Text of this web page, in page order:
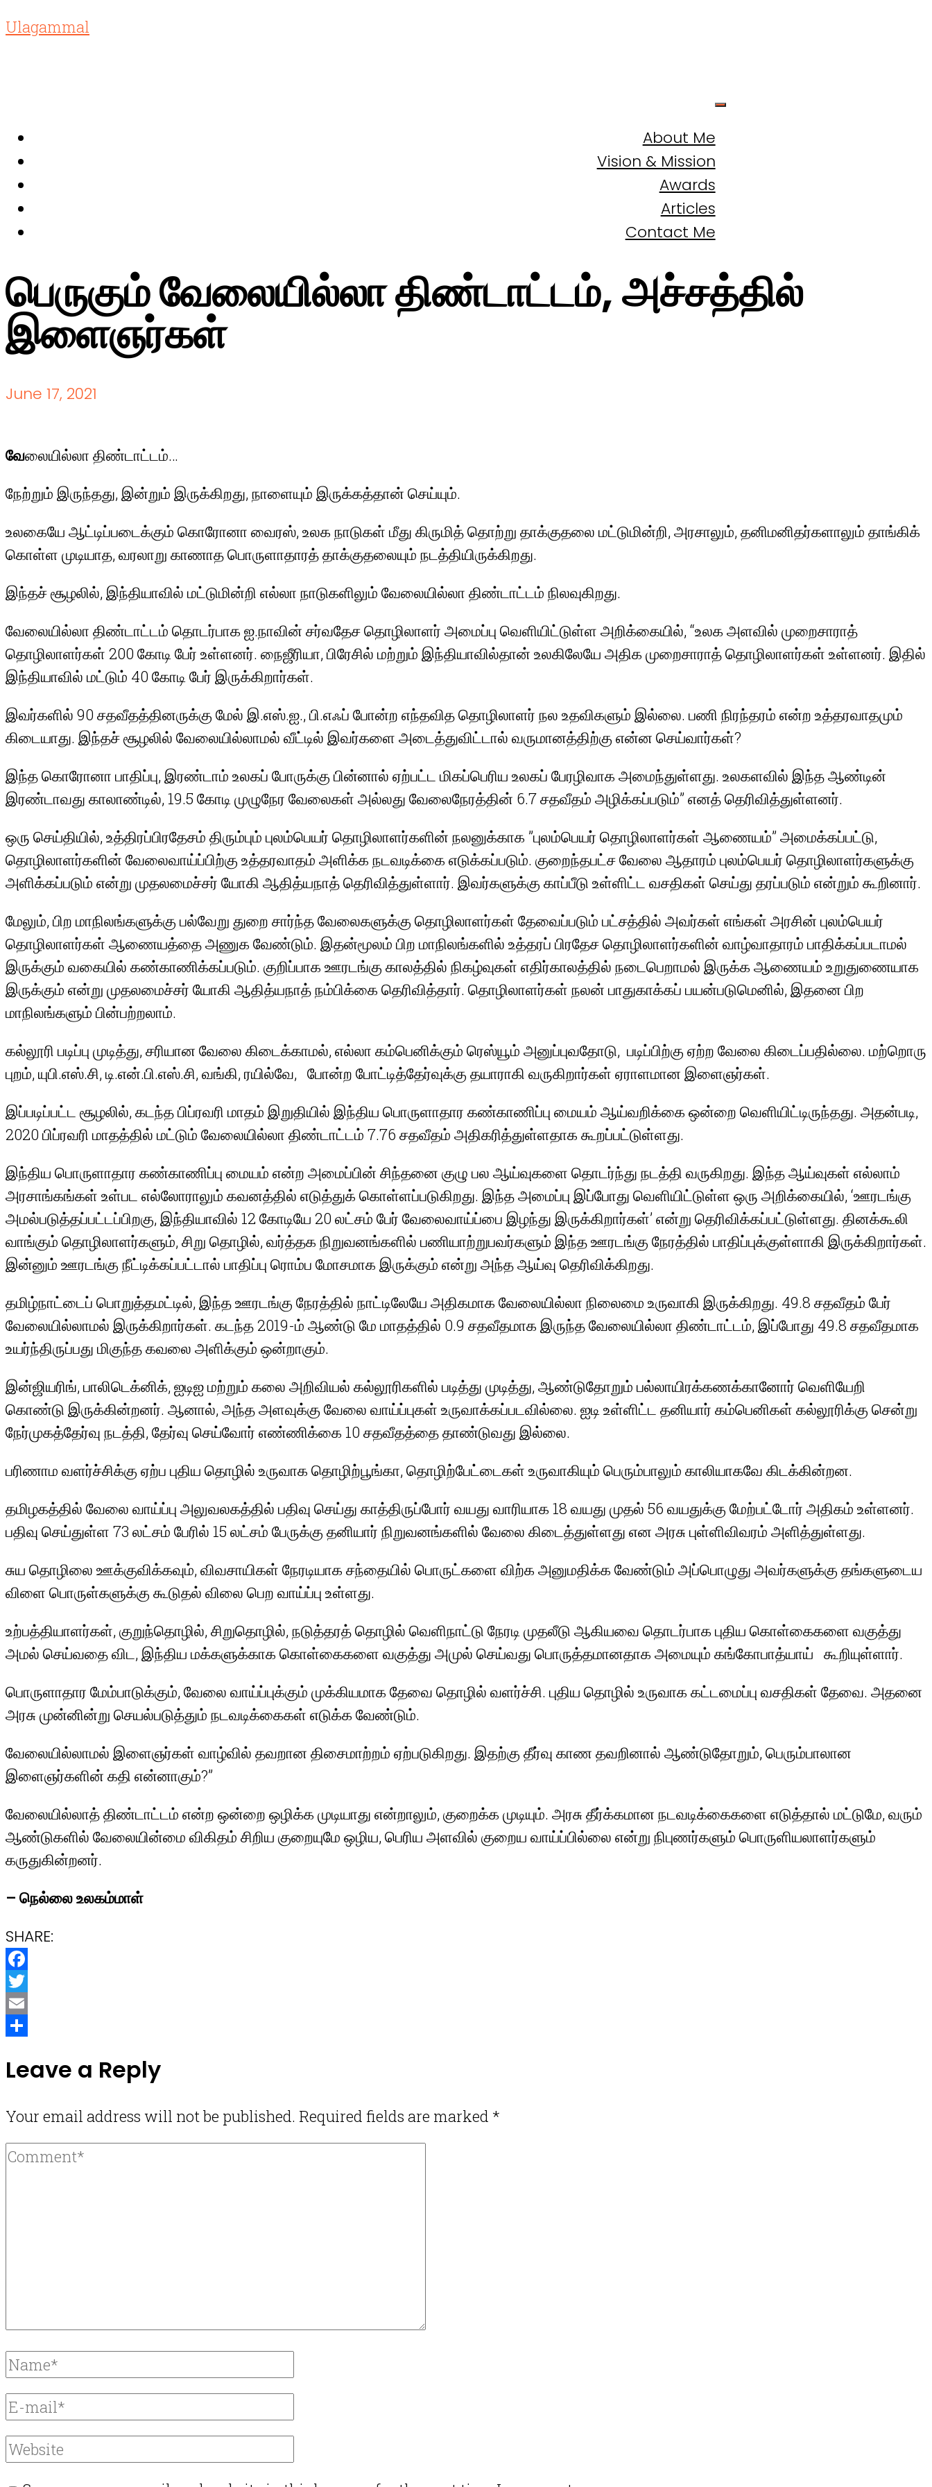
Ulagammal
About Me
Vision & Mission
Awards
Articles
Contact Me
பெருகும் வேலையில்லா திண்டாட்டம், அச்சத்தில்
இளைஞர்கள்
June 17, 2021
வேலையில்லா திண்டாட்டம்…
நேற்றும் இருந்தது, இன்றும் இருக்கிறது, நாளையும் இருக்கத்தான் செய்யும்.
உலகையே ஆட்டிப்படைக்கும் கொரோனா வைரஸ், உலக நாடுகள் மீது கிருமித் தொற்று தாக்குதலை மட்டுமின்றி, அரசாலும், தனிமனிதர்களாலும் தாங்கிக்
கொள்ள முடியாத, வரலாறு காணாத பொருளாதாரத் தாக்குதலையும் நடத்தியிருக்கிறது.
இந்தச் சூழலில், இந்தியாவில் மட்டுமின்றி எல்லா நாடுகளிலும் வேலையில்லா திண்டாட்டம் நிலவுகிறது.
வேலையில்லா திண்டாட்டம் தொடர்பாக ஐ.நாவின் சர்வதேச தொழிலாளர் அமைப்பு வெளியிட்டுள்ள அறிக்கையில், “உலக அளவில் முறைசாராத்
தொழிலாளர்கள் 200 கோடி பேர் உள்ளனர். நைஜீரியா, பிரேசில் மற்றும் இந்தியாவில்தான் உலகிலேயே அதிக முறைசாராத் தொழிலாளர்கள் உள்ளனர். இதில்
இந்தியாவில் மட்டும் 40 கோடி பேர் இருக்கிறார்கள்.
இவர்களில் 90 சதவீதத்தினருக்கு மேல் இ.எஸ்.ஐ., பி.எஃப் போன்ற எந்தவித தொழிலாளர் நல உதவிகளும் இல்லை. பணி நிரந்தரம் என்ற உத்தரவாதமும்
கிடையாது. இந்தச் சூழலில் வேலையில்லாமல் வீட்டில் இவர்களை அடைத்துவிட்டால் வருமானத்திற்கு என்ன செய்வார்கள்?
இந்த கொரோனா பாதிப்பு, இரண்டாம் உலகப் போருக்கு பின்னால் ஏற்பட்ட மிகப்பெரிய உலகப் பேரழிவாக அமைந்துள்ளது. உலகளவில் இந்த ஆண்டின்
இரண்டாவது காலாண்டில், 19.5 கோடி முழுநேர வேலைகள் அல்லது வேலைநேரத்தின் 6.7 சதவீதம் அழிக்கப்படும்” எனத் தெரிவித்துள்ளனர்.
ஒரு செய்தியில், உத்திரப்பிரதேசம் திரும்பும் புலம்பெயர் தொழிலாளர்களின் நலனுக்காக ”புலம்பெயர் தொழிலாளர்கள் ஆணையம்” அமைக்கப்பட்டு,
தொழிலாளர்களின் வேலைவாய்ப்பிற்கு உத்தரவாதம் அளிக்க நடவடிக்கை எடுக்கப்படும். குறைந்தபட்ச வேலை ஆதாரம் புலம்பெயர் தொழிலாளர்களுக்கு
அளிக்கப்படும் என்று முதலமைச்சர் யோகி ஆதித்யநாத் தெரிவித்துள்ளார். இவர்களுக்கு காப்பீடு உள்ளிட்ட வசதிகள் செய்து தரப்படும் என்றும் கூறினார்.
மேலும், பிற மாநிலங்களுக்கு பல்வேறு துறை சார்ந்த வேலைகளுக்கு தொழிலாளர்கள் தேவைப்படும் பட்சத்தில் அவர்கள் எங்கள் அரசின் புலம்பெயர்
தொழிலாளர்கள் ஆணையத்தை அணுக வேண்டும். இதன்மூலம் பிற மாநிலங்களில் உத்தரப் பிரதேச தொழிலாளர்களின் வாழ்வாதாரம் பாதிக்கப்படாமல்
இருக்கும் வகையில் கண்காணிக்கப்படும். குறிப்பாக ஊரடங்கு காலத்தில் நிகழ்வுகள் எதிர்காலத்தில் நடைபெறாமல் இருக்க ஆணையம் உறுதுணையாக
இருக்கும் என்று முதலமைச்சர் யோகி ஆதித்யநாத் நம்பிக்கை தெரிவித்தார். தொழிலாளர்கள் நலன் பாதுகாக்கப் பயன்படுமெனில், இதனை பிற
மாநிலங்களும் பின்பற்றலாம்.
கல்லூரி படிப்பு முடித்து, சரியான வேலை கிடைக்காமல், எல்லா கம்பெனிக்கும் ரெஸ்யூம் அனுப்புவதோடு, படிப்பிற்கு ஏற்ற வேலை கிடைப்பதில்லை. மற்றொரு
புறம், யுபி.எஸ்.சி, டி.என்.பி.எஸ்.சி, வங்கி, ரயில்வே, போன்ற போட்டித்தேர்வுக்கு தயாராகி வருகிறார்கள் ஏராளமான இளைஞர்கள்.
இப்படிப்பட்ட சூழலில், கடந்த பிப்ரவரி மாதம் இறுதியில் இந்திய பொருளாதார கண்காணிப்பு மையம் ஆய்வறிக்கை ஒன்றை வெளியிட்டிருந்தது. அதன்படி,
2020 பிப்ரவரி மாதத்தில் மட்டும் வேலையில்லா திண்டாட்டம் 7.76 சதவீதம் அதிகரித்துள்ளதாக கூறப்பட்டுள்ளது.
இந்திய பொருளாதார கண்காணிப்பு மையம் என்ற அமைப்பின் சிந்தனை குழு பல ஆய்வுகளை தொடர்ந்து நடத்தி வருகிறது. இந்த ஆய்வுகள் எல்லாம்
அரசாங்கங்கள் உள்பட எல்லோராலும் கவனத்தில் எடுத்துக் கொள்ளப்படுகிறது. இந்த அமைப்பு இப்போது வெளியிட்டுள்ள ஒரு அறிக்கையில், ‘ஊரடங்கு
அமல்படுத்தப்பட்டப்பிறகு, இந்தியாவில் 12 கோடியே 20 லட்சம் பேர் வேலைவாய்ப்பை இழந்து இருக்கிறார்கள்’ என்று தெரிவிக்கப்பட்டுள்ளது. தினக்கூலி
வாங்கும் தொழிலாளர்களும், சிறு தொழில், வர்த்தக நிறுவனங்களில் பணியாற்றுபவர்களும் இந்த ஊரடங்கு நேரத்தில் பாதிப்புக்குள்ளாகி இருக்கிறார்கள்.
இன்னும் ஊரடங்கு நீட்டிக்கப்பட்டால் பாதிப்பு ரொம்ப மோசமாக இருக்கும் என்று அந்த ஆய்வு தெரிவிக்கிறது.
தமிழ்நாட்டைப் பொறுத்தமட்டில், இந்த ஊரடங்கு நேரத்தில் நாட்டிலேயே அதிகமாக வேலையில்லா நிலைமை உருவாகி இருக்கிறது. 49.8 சதவீதம் பேர்
வேலையில்லாமல் இருக்கிறார்கள். கடந்த 2019-ம் ஆண்டு மே மாதத்தில் 0.9 சதவீதமாக இருந்த வேலையில்லா திண்டாட்டம், இப்போது 49.8 சதவீதமாக
உயர்ந்திருப்பது மிகுந்த கவலை அளிக்கும் ஒன்றாகும்.
இன்ஜியரிங், பாலிடெக்னிக், ஐடிஐ மற்றும் கலை அறிவியல் கல்லூரிகளில் படித்து முடித்து, ஆண்டுதோறும் பல்லாயிரக்கணக்கானோர் வெளியேறி
கொண்டு இருக்கின்றனர். ஆனால், அந்த அளவுக்கு வேலை வாய்ப்புகள் உருவாக்கப்படவில்லை. ஐடி உள்ளிட்ட தனியார் கம்பெனிகள் கல்லூரிக்கு சென்று
நேர்முகத்தேர்வு நடத்தி, தேர்வு செய்வோர் எண்ணிக்கை 10 சதவீதத்தை தாண்டுவது இல்லை.
பரிணாம வளர்ச்சிக்கு ஏற்ப புதிய தொழில் உருவாக தொழிற்பூங்கா, தொழிற்பேட்டைகள் உருவாகியும் பெரும்பாலும் காலியாகவே கிடக்கின்றன.
தமிழகத்தில் வேலை வாய்ப்பு அலுவலகத்தில் பதிவு செய்து காத்திருப்போர் வயது வாரியாக 18 வயது முதல் 56 வயதுக்கு மேற்பட்டோர் அதிகம் உள்ளனர்.
பதிவு செய்துள்ள 73 லட்சம் பேரில் 15 லட்சம் பேருக்கு தனியார் நிறுவனங்களில் வேலை கிடைத்துள்ளது என அரசு புள்ளிவிவரம் அளித்துள்ளது.
சுய தொழிலை ஊக்குவிக்கவும், விவசாயிகள் நேரடியாக சந்தையில் பொருட்களை விற்க அனுமதிக்க வேண்டும் அப்பொழுது அவர்களுக்கு தங்களுடைய
விளை பொருள்களுக்கு கூடுதல் விலை பெற வாய்ப்பு உள்ளது.
உற்பத்தியாளர்கள், குறுந்தொழில், சிறுதொழில், நடுத்தரத் தொழில் வெளிநாட்டு நேரடி முதலீடு ஆகியவை தொடர்பாக புதிய கொள்கைகளை வகுத்து
அமல் செய்வதை விட, இந்திய மக்களுக்காக கொள்கைகளை வகுத்து அமுல் செய்வது பொருத்தமானதாக அமையும் கங்கோபாத்யாய் கூறியுள்ளார்.
பொருளாதார மேம்பாடுக்கும், வேலை வாய்ப்புக்கும் முக்கியமாக தேவை தொழில் வளர்ச்சி. புதிய தொழில் உருவாக கட்டமைப்பு வசதிகள் தேவை. அதனை
அரசு முன்னின்று செயல்படுத்தும் நடவடிக்கைகள் எடுக்க வேண்டும்.
வேலையில்லாமல் இளைஞர்கள் வாழ்வில் தவறான திசைமாற்றம் ஏற்படுகிறது. இதற்கு தீர்வு காண தவறினால் ஆண்டுதோறும், பெரும்பாலான
இளைஞர்களின் கதி என்னாகும்?”
வேலையில்லாத் திண்டாட்டம் என்ற ஒன்றை ஒழிக்க முடியாது என்றாலும், குறைக்க முடியும். அரசு தீர்க்கமான நடவடிக்கைகளை எடுத்தால் மட்டுமே, வரும்
ஆண்டுகளில் வேலையின்மை விகிதம் சிறிய குறையுமே ஒழிய, பெரிய அளவில் குறைய வாய்ப்பில்லை என்று நிபுணர்களும் பொருளியலாளர்களும்
கருதுகின்றனர்.
– நெல்லை உலகம்மாள்
SHARE:
Facebook
Twitter
Email
Leave a Reply
Your email address will not be published. Required fields are marked *